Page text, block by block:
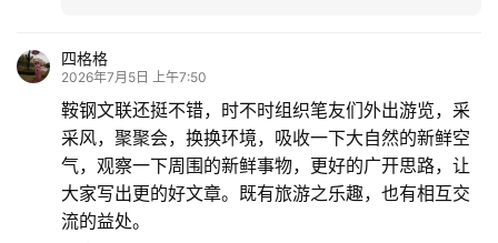
四格格
2026年7月5日 上午7:50
鞍钢文联还挺不错，时不时组织笔友们外出游览，采
采风，聚聚会，换换环境，吸收一下大自然的新鲜空
气，观察一下周围的新鲜事物，更好的广开思路，让
大家写出更的好文章。既有旅游之乐趣，也有相互交
流的益处。